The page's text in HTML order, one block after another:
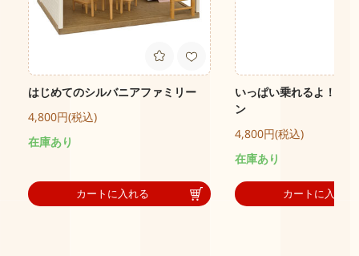
はじめてのシルバニアファミリー
4,800円(税込)
在庫あり
カートに入れる
いっぱい乗れるよ！ピ
ン
4,800円(税込)
在庫あり
カートに入れる